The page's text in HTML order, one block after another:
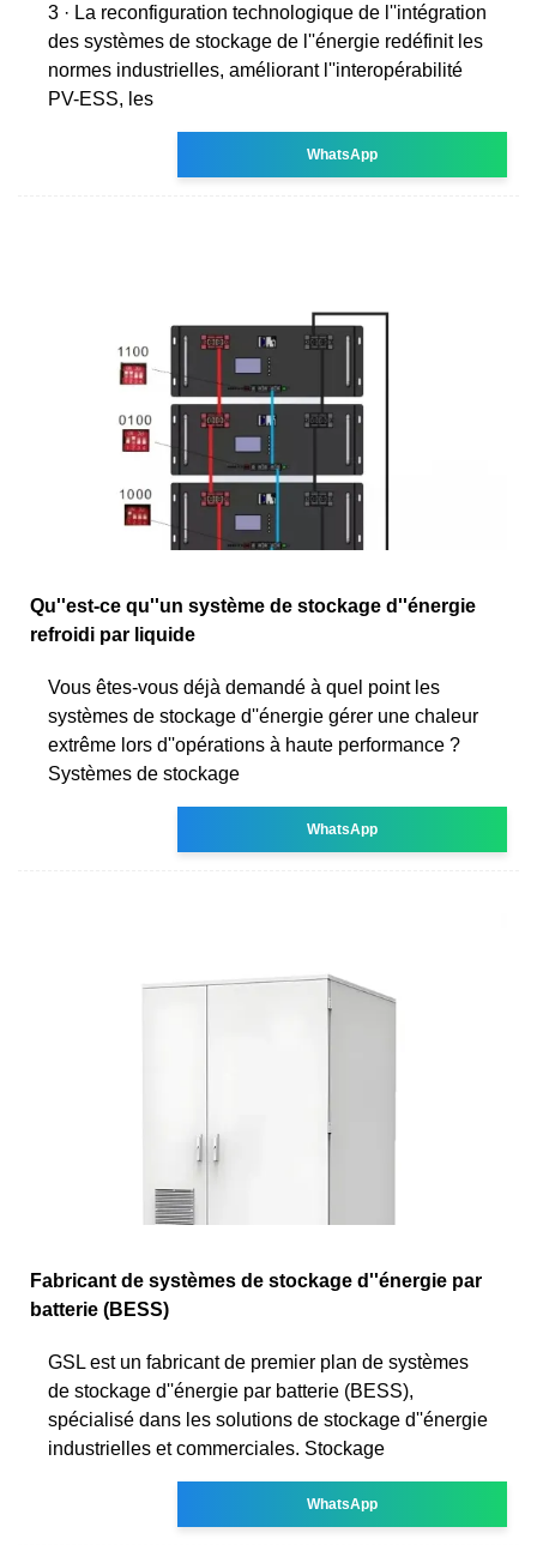
3 · La reconfiguration technologique de l''intégration
des systèmes de stockage de l''énergie redéfinit les
normes industrielles, améliorant l''interopérabilité
PV-ESS, les
WhatsApp
Qu''est-ce qu''un système de stockage d''énergie
refroidi par liquide
Vous êtes-vous déjà demandé à quel point les
systèmes de stockage d''énergie gérer une chaleur
extrême lors d''opérations à haute performance ?
Systèmes de stockage
WhatsApp
Fabricant de systèmes de stockage d''énergie par
batterie (BESS)
GSL est un fabricant de premier plan de systèmes
de stockage d''énergie par batterie (BESS),
spécialisé dans les solutions de stockage d''énergie
industrielles et commerciales. Stockage
WhatsApp